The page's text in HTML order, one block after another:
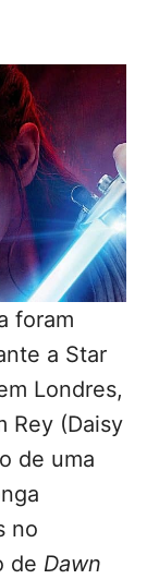
foram
a Star
Londres,
Rey (Daisy
de uma
no
de Dawn